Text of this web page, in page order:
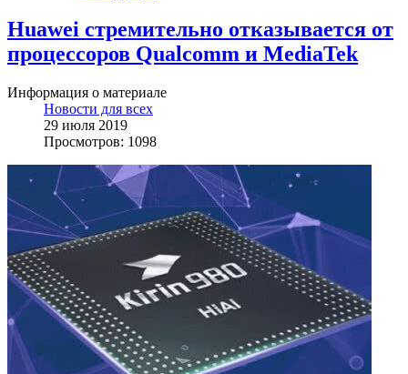
Huawei стремительно отказывается от
процессоров Qualcomm и MediaTek
Информация о материале
Новости для всех
29 июля 2019
Просмотров: 1098